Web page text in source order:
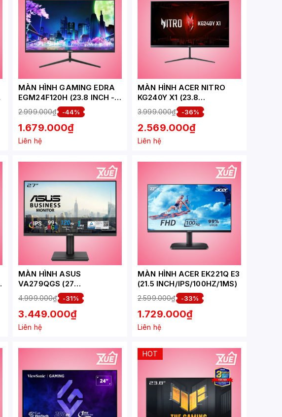
MÀN HÌNH GAMING EDRA
EGM24F120H (23.8 INCH -
IPS - FHD - 120HZ - 1MS)
2.999.000₫ -44%
1.679.000₫
Liên hệ
MÀN HÌNH ACER NITRO
KG240Y X1 (23.8
INCH/FHD/IPS/200HZ/1MS)
3.999.000₫ -36%
2.569.000₫
Liên hệ
MÀN HÌNH ASUS
VA279QGS (27
INCH/FHD/IPS/120HZ/1MS/L
OA)
4.999.000₫ -31%
3.449.000₫
Liên hệ
MÀN HÌNH ACER EK221Q E3
(21.5 INCH/IPS/100HZ/1MS)
2.599.000₫ -33%
1.729.000₫
Liên hệ
HOT